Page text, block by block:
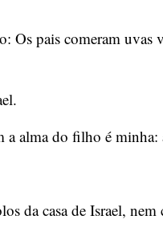
Os pais comeram uvas
alma do filho é minha:
da casa de Israel,